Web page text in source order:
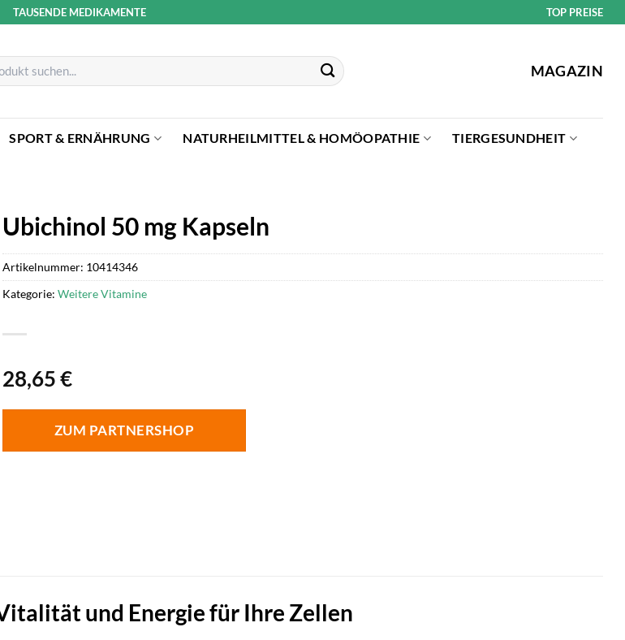
TAUSENDE MEDIKAMENTE TOP PREISE
MAGAZIN
SPORT & ERNÄHRUNG NATURHEILMITTEL & HOMÖOPATHIE TIERGESUNDHEIT
Ubichinol 50 mg Kapseln
28,65€
ZUM PARTNERSHOP
Artikelnummer: 10414346
Kategorie: Weitere Vitamine
und Energie für Ihre Zellen